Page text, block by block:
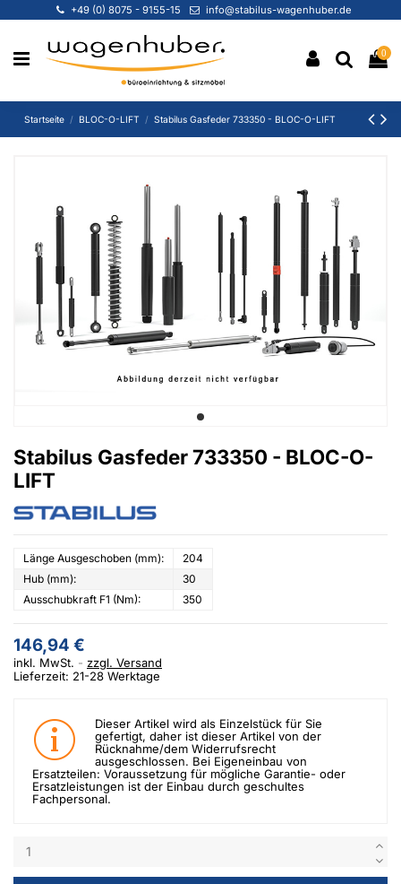
+49 (0) 8075 - 9155-15 info@stabilus-wagenhuber.de
0
Startseite BLOC-O-LIFT Stabilus Gasfeder 733350 - BLOC-O-LIFT
Stabilus Gasfeder 733350 - BLOC-O-
LIFT
Länge Ausgeschoben (mm):
204
Hub (mm):
30
Ausschubkraft F1 (Nm):
350
146,94 €
inkl. MwSt.
zzgl. Versand
Lieferzeit: 21-28 Werktage
Dieser Artikel wird als Einzelstück für Sie
gefertigt, daher ist dieser Artikel von der
Rücknahme/dem Widerrufsrecht
ausgeschlossen. Bei Eigeneinbau von
Ersatzteilen: Voraussetzung für mögliche Garantie- oder
Ersatzleistungen ist der Einbau durch geschultes
Fachpersonal.